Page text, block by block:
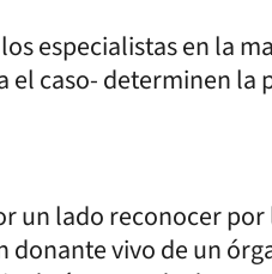
especialistas en la
caso- determinen la
un lado reconocer
vivo de un